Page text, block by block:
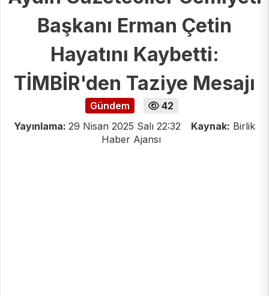
Başkanı Erman Çetin
Hayatını Kaybetti:
TİMBİR'den Taziye Mesajı
Gündem
42
Yayınlama: 29 Nisan 2025 Salı 22:32 Kaynak: Birlik
Haber Ajansı